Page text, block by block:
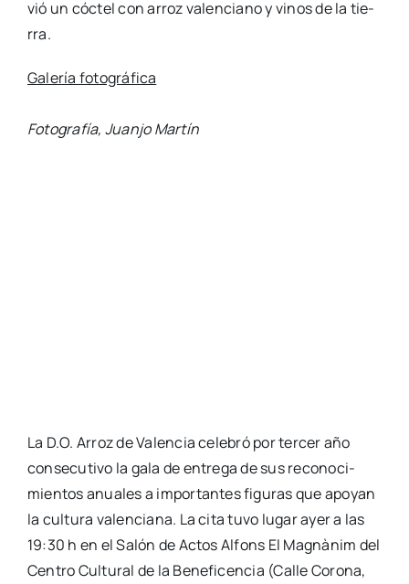
vió un cóc­tel con arroz valen­ciano y vinos de la tie­
rra.
Gale­ría foto­grá­fi­ca
Foto­gra­fía, Juan­jo Mar­tín
La D.O. Arroz de Valen­cia cele­bró por ter­cer año
con­se­cu­ti­vo la gala de entre­ga de sus reco­no­ci­
mien­tos anua­les a impor­tan­tes figu­ras que apo­yan
la cul­tu­ra valen­cia­na. La cita tuvo lugar ayer a las
19:30 h en el Salón de Actos Alfons El Mag­nà­nim del
Cen­tro Cul­tu­ral de la Bene­fi­cen­cia (Calle Coro­na,